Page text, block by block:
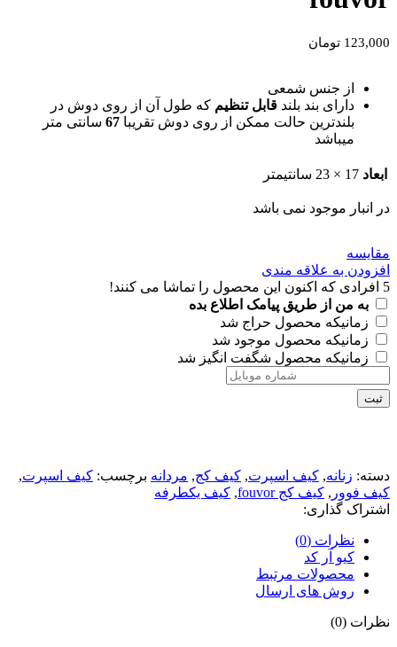
123,000 تومان
از جنس شمعی
دارای بند بلند قابل تنظیم که طول آن از روی دوش در
بلندترین حالت ممکن از روی دوش تقریبا 67 سانتی متر
میباشد
ابعاد 17 × 23 سانتیمتر
در انبار موجود نمی باشد
مقايسه
افزودن به علاقه مندی
5 افرادی که اکنون این محصول را تماشا می کنند!
به من از طریق پیامک اطلاع بده
زمانیکه محصول حراج شد
زمانیکه محصول موجود شد
زمانیکه محصول شگفت انگیز شد
ثبت
دسته: زنانه, کیف اسپرت, کیف کج, مردانه برچسب: کیف اسپرت,
کیف فوور , کیف کج fouvor , کیف یکطرفه
اشتراک گذاری:
نظرات (0)
کیو آر کد
محصولات مرتبط
روش های ارسال
نظرات (0)